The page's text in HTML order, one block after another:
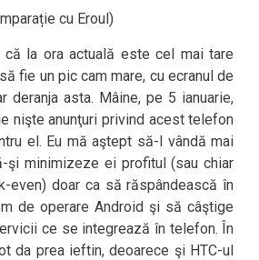
cu Eroul)
că la ora actuală este cel mai tare
fie un pic cam mare, cu ecranul de
deranja asta. Mâine, pe 5 ianuarie,
nişte anunţuri privind acest telefon
el. Eu mă aştept să-l vândă mai
şi minimizeze ei profitul (sau chiar
even) doar ca să răspândească în
de operare Android şi să câştige
ce se integrează în telefon. În
da prea ieftin, deoarece şi HTC-ul